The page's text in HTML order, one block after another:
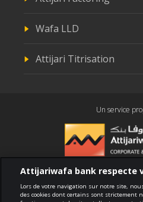
Wafa LLD
Attijari Titrisation
Un service
Attijariwafa bank respecte
Lors de votre navigation sur notre site,
des cookies dont certains sont strictement